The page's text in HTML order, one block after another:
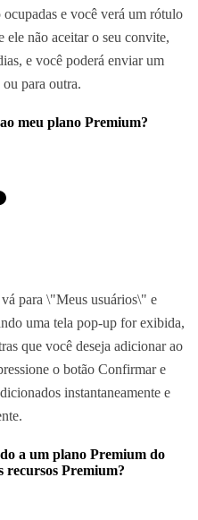
ocupadas e você verá um rótulo
não aceitar o seu convite,
e você poderá enviar um
para outra.
meu plano Premium?
para \"Meus usuários\" e
uma tela pop-up for exibida,
que você deseja adicionar ao
o botão Confirmar e
instantaneamente e
a um plano Premium do
recursos Premium?